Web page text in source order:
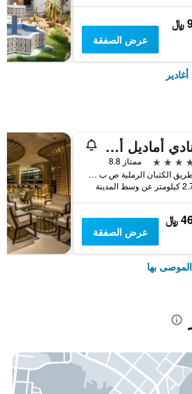
عرض الصفقة
نادي أماديل أوشن
ممتاز 8.8
طريق الكثبان الرملية ص ب 320, أغادير, المغرب
عن وسط المدينة
﷼
عرض الصفقة
بها